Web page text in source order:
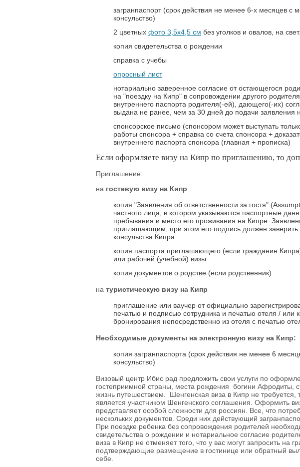
загранпаспорт (срок действия не менее 6-х месяцев с
консульство)
2 цветных фото 3,5х4,5 см без уголков и овалов, на
копия свидетельства о рождении
справка с учебы
опросный лист
нотариально заверенное согласие от остающегося
на "поездку на Кипр" в сопровождении другого
внутреннего паспорта родителя(-ей), дающего(-их)
выдана не ранее, чем за 30 дней до подачи заявления
спонсорское письмо (спонсором может выступать
работы спонсора + справка со счета спонсора +
внутреннего паспорта спонсора (главная + прописка)
Если оформляете визу на Кипр по приглашению, то
Приглашение:
на гостевую визу на Кипр
копия "Заявления об ответственности за гостя"
частного лица, в котором указываются паспортные
пребывания и место его проживания на Кипре.
приглашающим, при этом его подпись должен заверить
консульства Кипра
копия паспорта приглашающего (если гражданин
или рабочей (учебной) визы
копия документов о родстве (если родственник)
на туристическую визу на Кипр
приглашение или ваучер от официально
печатью и подписью сотрудника и печатью отеля / или
бронирования непосредственно из отеля с печатью
Необходимые документы на электронную визу на Кипр:
копия загранпаспорта (срок действия не менее 6
консульство)
Визовый центр Ибис рад предложить свои услуги по
гостеприимной страны, места рождения богини Афродиты,
жизнь путешествием. Шенгенская виза в Кипр не требуется,
является участником Шенгенского соглашения. Оформить
представляет особой сложности для россиян. Все, что
нескольких документов. Среди них действующий
При поездке ребенка без сопровождения родителей
свидетельства о рождении и нотариальное согласие
виза в Кипр не отменяет того, что у вас могут запросить на
подтверждающие размещение в гостинице или обратный
себе.